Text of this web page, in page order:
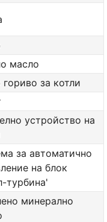
масло
гориво за котли
устройство на
за автоматично
на блок
турбина'
минерално